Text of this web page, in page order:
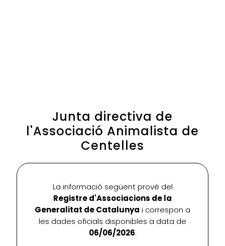
Junta directiva de
l'Associació Animalista de
Centelles
La informació següent prové del
Registre d'Associacions de la
Generalitat de Catalunya i correspon a
les dades oficials disponibles a data de
06/06/2026.